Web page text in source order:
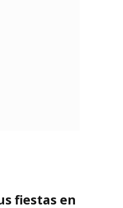
fiestas en